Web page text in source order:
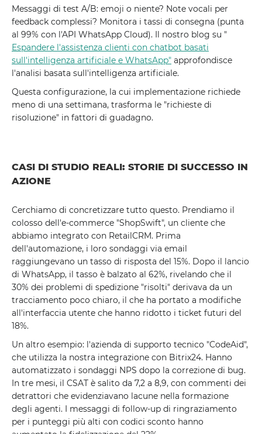
Messaggi di test A/B: emoji o niente? Note vocali per
feedback complessi? Monitora i tassi di consegna (punta
al 99% con l'API WhatsApp Cloud). Il nostro blog su "
Espandere l'assistenza clienti con chatbot basati
sull'intelligenza artificiale e WhatsApp" approfondisce
l'analisi basata sull'intelligenza artificiale.
Questa configurazione, la cui implementazione richiede
meno di una settimana, trasforma le "richieste di
risoluzione" in fattori di guadagno.
CASI DI STUDIO REALI: STORIE DI SUCCESSO IN
AZIONE
Cerchiamo di concretizzare tutto questo. Prendiamo il
colosso dell'e-commerce "ShopSwift", un cliente che
abbiamo integrato con RetailCRM. Prima
dell'automazione, i loro sondaggi via email
raggiungevano un tasso di risposta del 15%. Dopo il lancio
di WhatsApp, il tasso è balzato al 62%, rivelando che il
30% dei problemi di spedizione "risolti" derivava da un
tracciamento poco chiaro, il che ha portato a modifiche
all'interfaccia utente che hanno ridotto i ticket futuri del
18%.
Un altro esempio: l'azienda di supporto tecnico "CodeAid",
che utilizza la nostra integrazione con Bitrix24. Hanno
automatizzato i sondaggi NPS dopo la correzione di bug.
In tre mesi, il CSAT è salito da 7,2 a 8,9, con commenti dei
detrattori che evidenziavano lacune nella formazione
degli agenti. I messaggi di follow-up di ringraziamento
per i punteggi più alti con codici sconto hanno